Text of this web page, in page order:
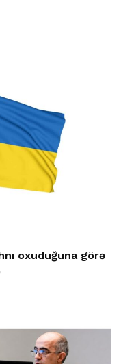
oxuduğuna görə